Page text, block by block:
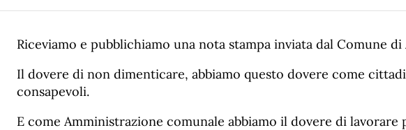
Riceviamo e pubblichiamo una nota stampa inviata dal Comune di
Il dovere di non dimenticare, abbiamo questo dovere come
consapevoli.
E come Amministrazione comunale abbiamo il dovere di lavorare